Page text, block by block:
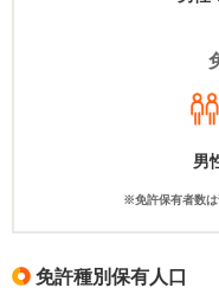
男
※免許保有者数は
免許種別保有人口